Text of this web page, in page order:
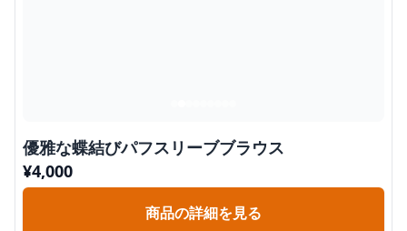
優雅な蝶結びパフスリーブブラウス
¥4,000
商品の詳細を見る